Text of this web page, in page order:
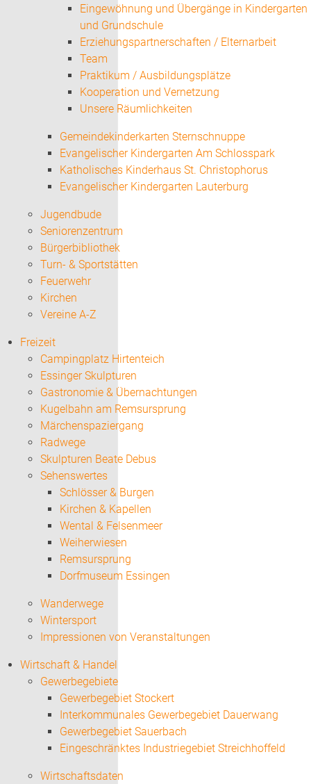
Eingewöhnung und Übergänge in Kindergarten
und Grundschule
Erziehungspartnerschaften / Elternarbeit
Team
Praktikum / Ausbildungsplätze
Kooperation und Vernetzung
Unsere Räumlichkeiten
Gemeindekinderkarten Sternschnuppe
Evangelischer Kindergarten Am Schlosspark
Katholisches Kinderhaus St. Christophorus
Evangelischer Kindergarten Lauterburg
Jugendbude
Seniorenzentrum
Bürgerbibliothek
Turn- & Sportstätten
Feuerwehr
Kirchen
Vereine A-Z
Freizeit
Campingplatz Hirtenteich
Essinger Skulpturen
Gastronomie & Übernachtungen
Kugelbahn am Remsursprung
Märchenspaziergang
Radwege
Skulpturen Beate Debus
Sehenswertes
Schlösser & Burgen
Kirchen & Kapellen
Wental & Felsenmeer
Weiherwiesen
Remsursprung
Dorfmuseum Essingen
Wanderwege
Wintersport
Impressionen von Veranstaltungen
Wirtschaft & Handel
Gewerbegebiete
Gewerbegebiet Stockert
Interkommunales Gewerbegebiet Dauerwang
Gewerbegebiet Sauerbach
Eingeschränktes Industriegebiet Streichhoffeld
Wirtschaftsdaten